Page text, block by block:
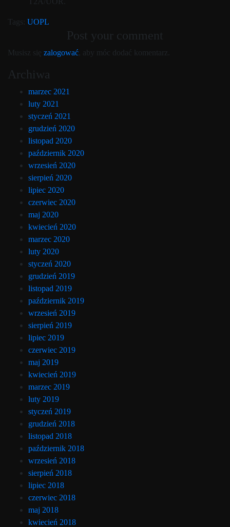
Tags: UOPL
Post your comment
Musisz się zalogować , aby móc dodać komentarz.
Archiwa
marzec 2021
luty 2021
styczeń 2021
grudzień 2020
listopad 2020
październik 2020
wrzesień 2020
sierpień 2020
lipiec 2020
czerwiec 2020
maj 2020
kwiecień 2020
marzec 2020
luty 2020
styczeń 2020
grudzień 2019
listopad 2019
październik 2019
wrzesień 2019
sierpień 2019
lipiec 2019
czerwiec 2019
maj 2019
kwiecień 2019
marzec 2019
luty 2019
styczeń 2019
grudzień 2018
listopad 2018
październik 2018
wrzesień 2018
sierpień 2018
lipiec 2018
czerwiec 2018
maj 2018
kwiecień 2018